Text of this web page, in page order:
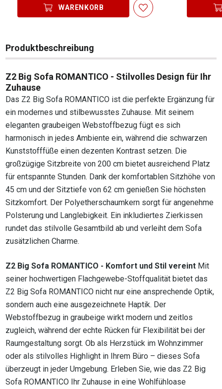
WARENKORB
Produktbeschreibung
Z2 Big Sofa ROMANTICO - Stilvolles Design für Ihr
Zuhause
Das Z2 Big Sofa ROMANTICO ist die perfekte Ergänzung für
ein modernes und stilbewusstes Zuhause. Mit seinem
eleganten graubeigen Webstoffbezug fügt es sich
harmonisch in jedes Ambiente ein, während die schwarzen
Kunststofffüße einen dezenten Kontrast setzen. Die
großzügige Sitzbreite von 200 cm bietet ausreichend Platz
für entspannte Stunden. Dank der komfortablen Sitzhöhe von
45 cm und der Sitztiefe von 62 cm genießen Sie höchsten
Sitzkomfort. Der Polyetherschaumkern sorgt für angenehme
Polsterung und Langlebigkeit. Ein inkludiertes Zierkissen
rundet das stilvolle Gesamtbild ab und verleiht dem Sofa
zusätzlichen Charme.
Z2 Big Sofa ROMANTICO - Komfort und Stil vereint Mit
seiner hochwertigen Flachgewebe-Stoffqualität bietet das
Z2 Big Sofa ROMANTICO nicht nur eine ansprechende Optik,
sondern auch eine ausgezeichnete Haptik. Der
Webstoffbezug in graubeige wirkt modern und zeitlos
zugleich, während der echte Rücken für Flexibilität bei der
Raumgestaltung sorgt. Ob als Herzstück im Wohnzimmer
oder als stilvolles Highlight in Ihrem Büro – dieses Sofa
überzeugt in jeder Umgebung. Erleben Sie, wie das Z2 Big
Sofa ROMANTICO Ihr Zuhause in eine Wohlfühloase